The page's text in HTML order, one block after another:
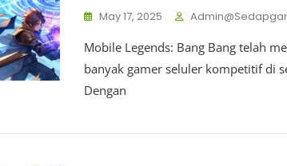
May 17, 2025
Mobile Legends: Bang Bang telah
banyak gamer seluler kompetitif di
Dengan